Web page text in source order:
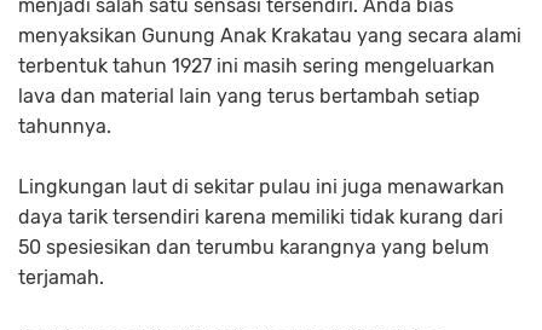
menjadi salah satu sensasi tersendiri. Anda bias
menyaksikan Gunung Anak Krakatau yang secara alami
terbentuk tahun 1927 ini masih sering mengeluarkan
lava dan material lain yang terus bertambah setiap
tahunnya.
Lingkungan laut di sekitar pulau ini juga menawarkan
daya tarik tersendiri karena memiliki tidak kurang dari
50 spesiesikan dan terumbu karangnya yang belum
terjamah.